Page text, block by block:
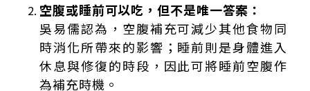
空腹或睡前可以吃，但不是唯一答案：
吳易儒認為，空腹補充可減少其他食物同
時消化所帶來的影響；睡前則是身體進入
休息與修復的時段，因此可將睡前空腹作
為補充時機。